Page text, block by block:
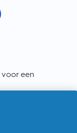
voor een